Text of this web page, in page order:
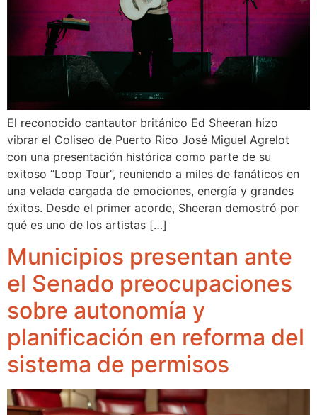
El reconocido cantautor británico Ed Sheeran hizo
vibrar el Coliseo de Puerto Rico José Miguel Agrelot
con una presentación histórica como parte de su
exitoso “Loop Tour”, reuniendo a miles de fanáticos en
una velada cargada de emociones, energía y grandes
éxitos. Desde el primer acorde, Sheeran demostró por
qué es uno de los artistas […]
Municipios presentan ante
el Senado preocupaciones
sobre autonomía y
planificación en reforma del
sistema de permisos